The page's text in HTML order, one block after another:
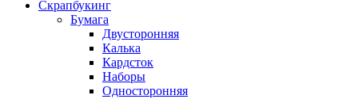
Скрапбукинг
Бумага
Двусторонняя
Калька
Кардсток
Наборы
Односторонняя